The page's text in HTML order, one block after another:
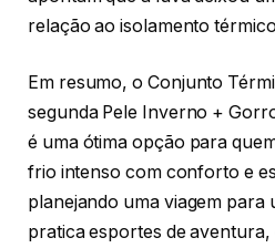
relação ao isolamento
Em resumo, o Conjunto
segunda Pele Inverno +
é uma ótima opção para
frio intenso com conforto e
planejando uma viagem para
pratica esportes de